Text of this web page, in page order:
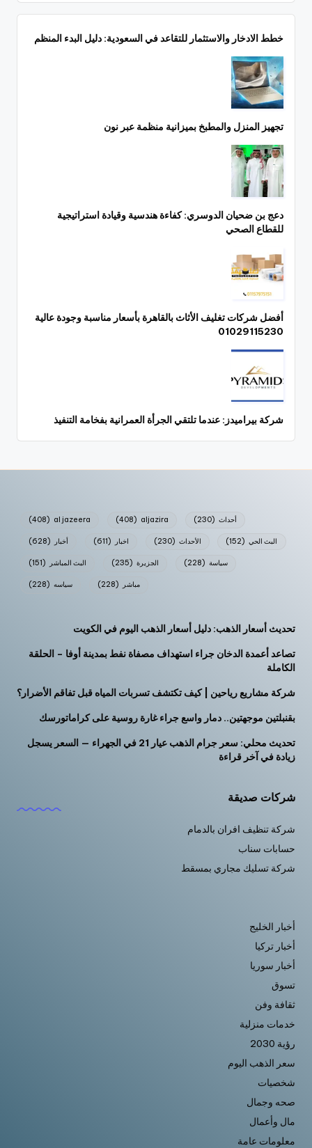
خطط الادخار والاستثمار للتقاعد في السعودية: دليل البدء المنظم
تجهيز المنزل والمطبخ بميزانية منظمة عبر نون
دعج بن ضحيان الدوسري: كفاءة هندسية وقيادة استراتيجية
للقطاع الصحي
أفضل شركات تغليف الأثاث بالقاهرة بأسعار مناسبة وجودة عالية
01029115230
شركة بيراميدز: عندما تلتقي الجرأة العمرانية بفخامة التنفيذ
al jazeera
(408) aljazira
(408) أحداث (230)
أخبار (628) اخبار (611) الأحداث (230) البث الحي (152)
البث المباشر (151) الجزيرة (235) سياسة (228)
سياسه (228) مباشر (228)
تحديث أسعار الذهب: دليل أسعار الذهب اليوم في الكويت
تصاعد أعمدة الدخان جراء استهداف مصفاة نفط بمدينة أوفا – الحلقة
الكاملة
شركة مشاريع رياحين | كيف تكتشف تسربات المياه قبل تفاقم الأضرار؟
بقنبلتين موجهتين.. دمار واسع جراء غارة روسية على كراماتورسك
تحديث محلي: سعر جرام الذهب عيار 21 في الجهراء — السعر يسجل
زيادة في آخر قراءة
شركات صديقة
شركة تنظيف افران بالدمام
حسابات سناب
شركة تسليك مجاري بمسقط
أخبار الخليج
أخبار تركيا
أخبار سوريا
تسوق
ثقافة وفن
خدمات منزلية
رؤية 2030
سعر الذهب اليوم
شخصيات
صحه وجمال
مال وأعمال
معلومات عامة